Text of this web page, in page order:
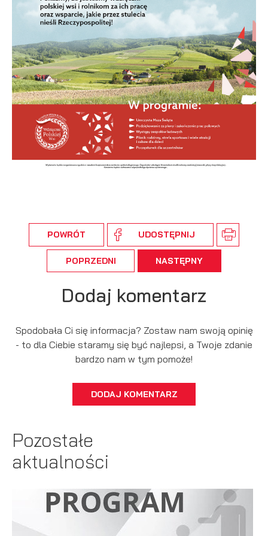
POWRÓT UDOSTĘPNIJ
POPRZEDNI NASTĘPNY
Dodaj komentarz
Spodobała Ci się informacja? Zostaw nam swoją opinię
- to dla Ciebie staramy się być najlepsi, a Twoje zdanie
bardzo nam w tym pomoże!
DODAJ KOMENTARZ
Pozostałe
aktualności
podmiotów trzecich lub firm będących naszymi partnerami
oraz innych dostawców usług. Firmy te działają w charakterze
pośredników prezentujących nasze treści w postaci
wiadomości, ofert, komunikatów mediów społecznościowych.